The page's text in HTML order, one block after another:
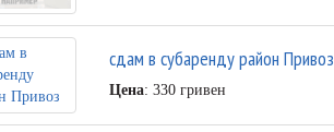
сдам в субаренду район Привоз
Цена: 330 гривен